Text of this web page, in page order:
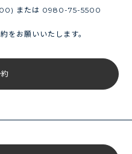
または 0980-75-5500
をお願いいたします。